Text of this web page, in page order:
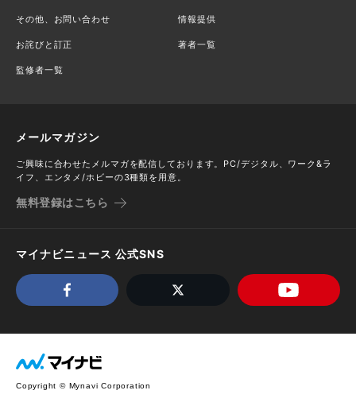
その他、お問い合わせ 情報提供
お詫びと訂正 著者一覧
監修者一覧
メールマガジン
ご興味に合わせたメルマガを配信しております。PC/デジタル、ワーク&ラ
イフ、エンタメ/ホビーの3種類を用意。
無料登録はこちら
マイナビニュース 公式SNS
Copyright © Mynavi Corporation